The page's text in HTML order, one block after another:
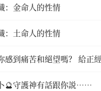
：金命人的性情
：土命人的性情
感到痛苦和絕望嗎？ 給正
🔮守護神有話跟你説……